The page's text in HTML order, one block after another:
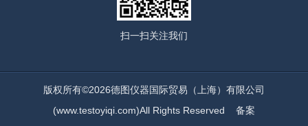
扫一扫关注我们
版权所有©2026德图仪器国际贸易（上海）有限公司
(www.testoyiqi.com)All Rights Reserved 备案